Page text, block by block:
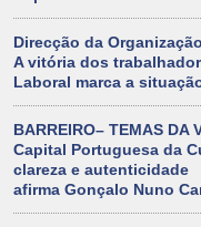
Direcção da
A vitória dos
Laboral marca a
BARREIRO– TEMAS DA
Capital Portuguesa da
clareza e autenticidade
afirma Gonçalo Nuno